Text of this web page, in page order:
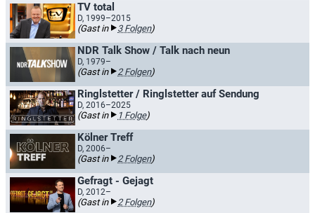
TV total
D, 1999–2015
(Gast in 3 Folgen)
NDR Talk Show / Talk nach neun
D, 1979–
(Gast in 2 Folgen)
Ringlstetter / Ringlstetter auf Sendung
D, 2016–2025
(Gast in 1 Folge)
Kölner Treff
D, 2006–
(Gast in 2 Folgen)
Gefragt - Gejagt
D, 2012–
(Gast in 2 Folgen)